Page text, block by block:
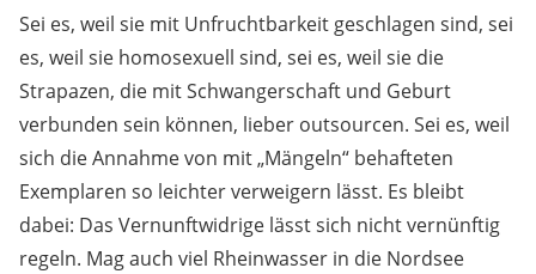
Sei es, weil sie mit Unfruchtbarkeit geschlagen sind, sei
es, weil sie homosexuell sind, sei es, weil sie die
Strapazen, die mit Schwangerschaft und Geburt
verbunden sein können, lieber outsourcen. Sei es, weil
sich die Annahme von mit „Mängeln“ behafteten
Exemplaren so leichter verweigern lässt. Es bleibt
dabei: Das Vernunftwidrige lässt sich nicht vernünftig
regeln. Mag auch viel Rheinwasser in die Nordsee